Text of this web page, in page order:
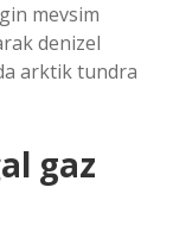
mevsim
denizel
arktik tundra
gaz